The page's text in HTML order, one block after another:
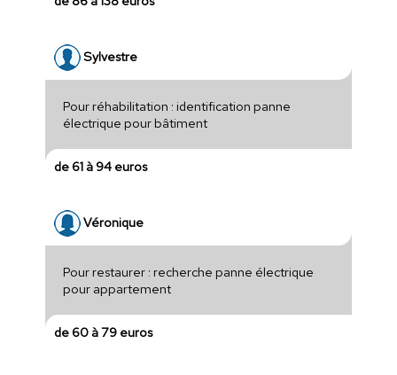
Sylvestre
Pour réhabilitation : identification panne
électrique pour bâtiment
de 61 à 94 euros
Véronique
Pour restaurer : recherche panne électrique
pour appartement
de 60 à 79 euros